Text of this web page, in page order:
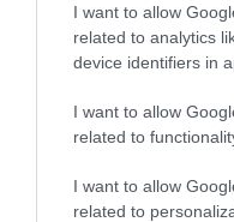
I want to allow
related to analytics
device identifiers in
I want to allow
related to
I want to allow
related to